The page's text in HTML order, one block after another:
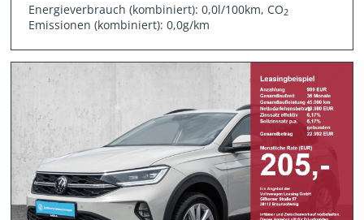
Energieverbrauch (kombiniert): 0,0l/100km, CO2
Emissionen (kombiniert): 0,0g/km